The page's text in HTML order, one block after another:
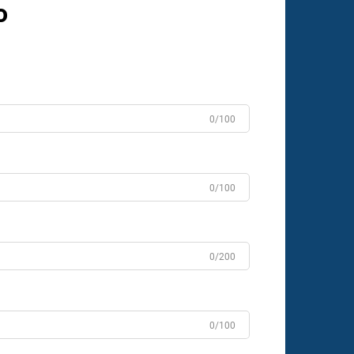
0/100
0/100
0/200
0/100